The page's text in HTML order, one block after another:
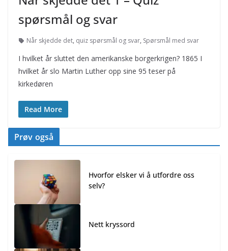
spørsmål og svar
Når skjedde det, quiz spørsmål og svar, Spørsmål med svar
I hvilket år sluttet den amerikanske borgerkrigen? 1865 I
hvilket år slo Martin Luther opp sine 95 teser på
kirkedøren
Read More
Prøv også
Hvorfor elsker vi å utfordre oss
selv?
Nett kryssord